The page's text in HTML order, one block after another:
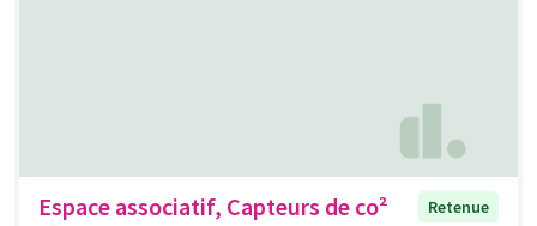
Espace associatif, Capteurs de co²
Retenue